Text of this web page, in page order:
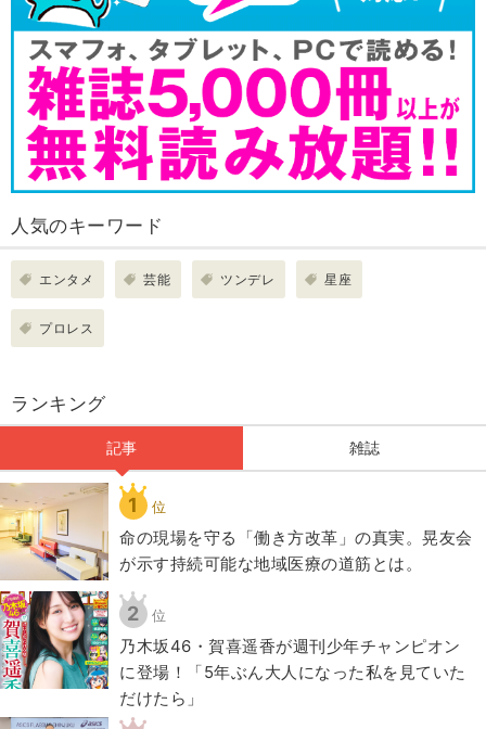
人気のキーワード
エンタメ 芸能 ツンデレ 星座
プロレス
ランキング
記事 雑誌
1 位
​命の現場を守る「働き方改革」の真実。晃友会
が示す持続可能な地域医療の道筋とは。
2 位
乃木坂46・賀喜遥香が週刊少年チャンピオン
に登場！「5年ぶん大人になった私を見ていた
だけたら」